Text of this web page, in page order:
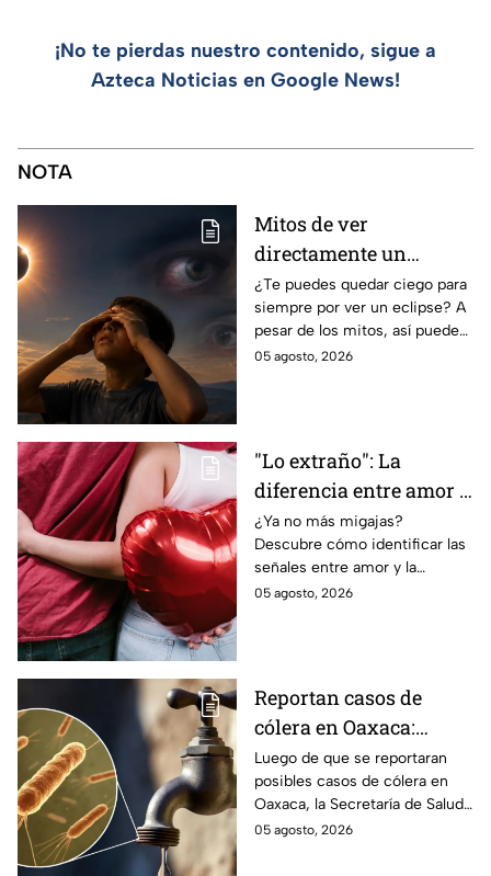
¡No te pierdas nuestro contenido, sigue a
Azteca Noticias en Google News!
NOTA
Mitos de ver
directamente un
eclipse parcial: así
puedes observarlo de
forma segura
¿Te puedes quedar ciego para
siempre por ver un eclipse? A
pesar de los mitos, así puedes
observar un eclipse parcial y
05 agosto, 2026
"Lo extraño": La
diferencia entre amor y
dependencia
emocional
¿Ya no más migajas?
Descubre cómo identificar las
señales entre amor y la
dependencia emocional. Estos
05 agosto, 2026
Reportan casos de
cólera en Oaxaca:
síntomas y las
principales formas de
contagio
Luego de que se reportaran
posibles casos de cólera en
Oaxaca, la Secretaría de Salud
del Estado pide tomar
05 agosto, 2026